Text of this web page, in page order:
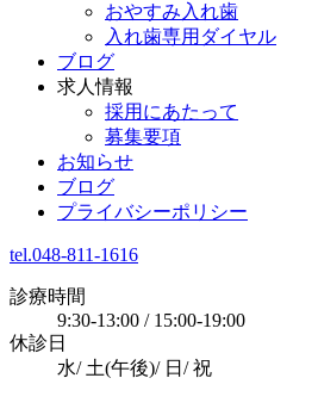
おやすみ入れ歯
入れ歯専用ダイヤル
ブログ
求人情報
採用にあたって
募集要項
お知らせ
ブログ
プライバシーポリシー
tel.048-811-1616
診療時間
9:30-13:00 / 15:00-19:00
休診日
水/ 土(午後)/ 日/ 祝